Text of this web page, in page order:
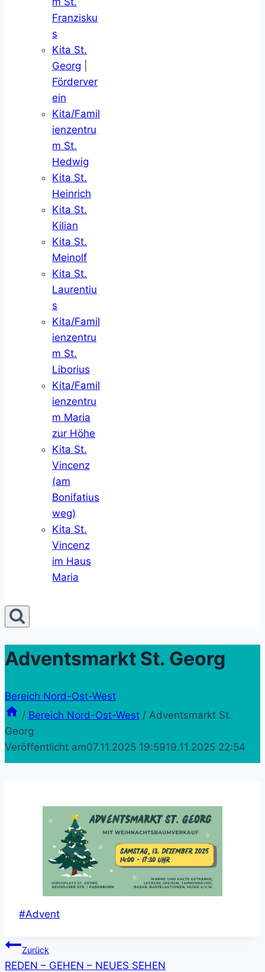
Franzisku
s
Kita St.
Georg
Förderver
ein
Kita/Famil
ienzentru
m St.
Hedwig
Kita St.
Heinrich
Kita St.
Kilian
Kita St.
Meinolf
Kita St.
Laurentiu
s
Kita/Famil
ienzentru
m St.
Liborius
Kita/Famil
ienzentru
m Maria
zur Höhe
Kita St.
Vincenz
(am
Bonifatius
weg)
Kita St.
Vincenz
im Haus
Maria
Adventsmarkt St. Georg
Bereich Nord-Ost-West
/ Bereich Nord-Ost-West / Adventsmarkt St.
Georg
Veröffentlicht am07.11.2025 19:5919.11.2025 22:54
Schlagworte:
#Advent
Beitragsnavigation
Zurück
REDEN – GEHEN – NEUES SEHEN